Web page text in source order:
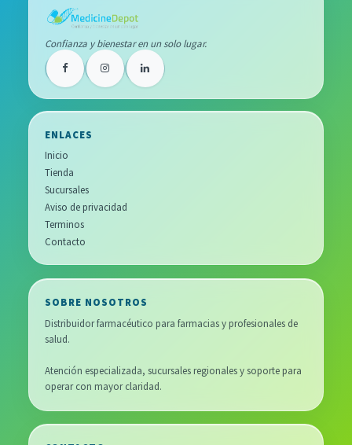
Confianza y bienestar en un solo lugar.
ENLACES
Inicio
Tienda
Sucursales
Aviso de privacidad
Terminos
Contacto
SOBRE NOSOTROS
Distribuidor farmacéutico para farmacias y profesionales de
salud.
Atención especializada, sucursales regionales y soporte para
operar con mayor claridad.